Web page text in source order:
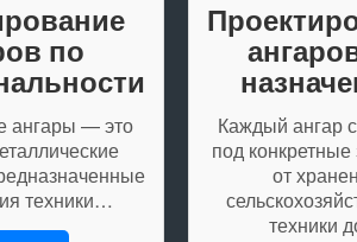
по
ангары — это
техники…
Каждый ангар
под
от
техники